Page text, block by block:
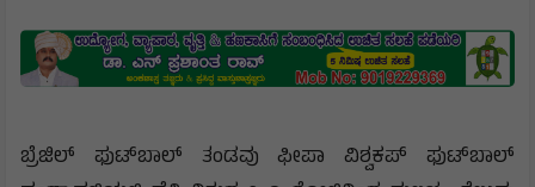
ಬ್ರೆಜಿಲ್ ಫುಟ್‌ಬಾಲ್ ತಂಡವು ಫೀಪಾ ವಿಶ್ವಕಪ್ ಫುಟ್‌ಬಾಲ್